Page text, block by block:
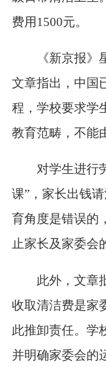
费用1500元。
《新京报
文章指出，中国
程，学校要求学
教育范畴，不能
对学生进行
课”，家长出钱
育角度是错误的
止家长及家委会
此外，文章
收取清洁费是家
此推卸责任。学
并明确家委会的